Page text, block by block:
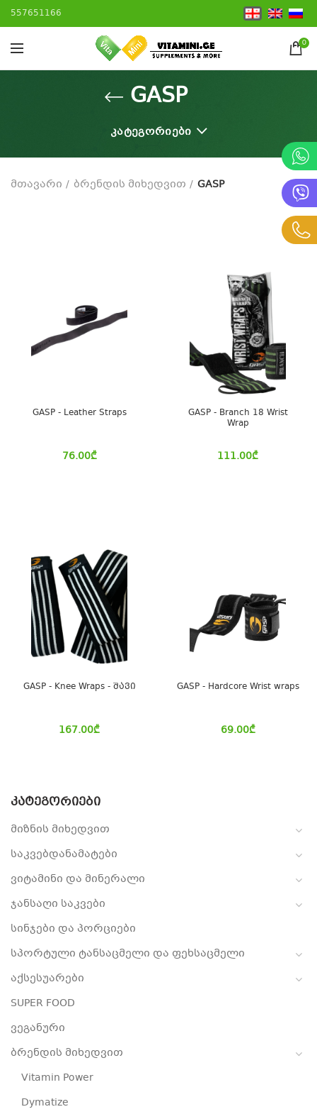
557651166
0
GASP
ᲙᲐᲢᲔᲒᲝᲠᲘᲔᲑᲘ
ᲙᲐᲢᲔᲒᲝᲠᲘᲔᲑᲘ
მიზნის მიხედვით
საკვებდანამატები
ვიტამინი და მინერალი
ჯანსაღი საკვები
სინჯები და პორციები
სპორტული ტანსაცმელი და ფეხსაცმელი
აქსესუარები
SUPER FOOD
ვეგანური
ბრენდის მიხედვით
Vitamin Power
Dymatize
მთავარი ბრენდის მიხედვით GASP
GASP - Leather Straps
76.00₾
GASP - Branch 18 Wrist
Wrap
111.00₾
GASP - Knee Wraps - შავი
167.00₾
GASP - Hardcore Wrist wraps
69.00₾